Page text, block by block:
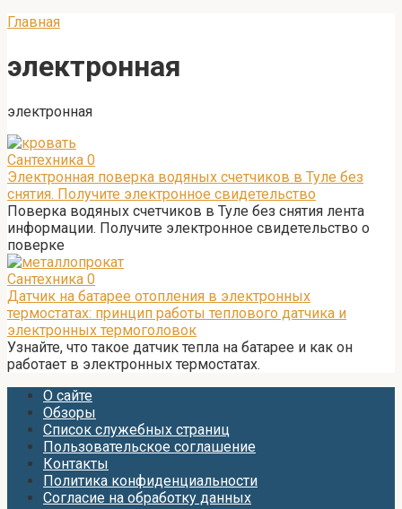
Главная
электронная
электронная
Сантехника 0
Электронная поверка водяных счетчиков в Туле без
снятия. Получите электронное свидетельство
Поверка водяных счетчиков в Туле без снятия лента
информации. Получите электронное свидетельство о
поверке
Сантехника 0
Датчик на батарее отопления в электронных
термостатах: принцип работы теплового датчика и
электронных термоголовок
Узнайте, что такое датчик тепла на батарее и как он
работает в электронных термостатах.
О сайте
Обзоры
Список служебных страниц
Пользовательское соглашение
Контакты
Политика конфиденциальности
Согласие на обработку данных